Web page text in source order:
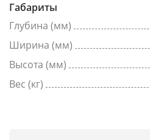
Габариты
Глубина (мм)
Ширина (мм)
Высота (мм)
Вес (кг)